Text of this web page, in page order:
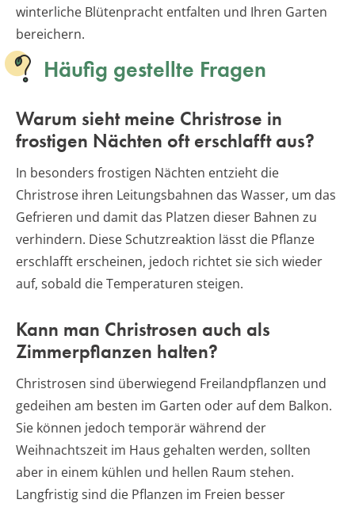
winterliche Blütenpracht entfalten und Ihren Garten
bereichern.
Häufig gestellte Fragen
Warum sieht meine Christrose in
frostigen Nächten oft erschlafft aus?
In besonders frostigen Nächten entzieht die
Christrose ihren Leitungsbahnen das Wasser, um das
Gefrieren und damit das Platzen dieser Bahnen zu
verhindern. Diese Schutzreaktion lässt die Pflanze
erschlafft erscheinen, jedoch richtet sie sich wieder
auf, sobald die Temperaturen steigen.
Kann man Christrosen auch als
Zimmerpflanzen halten?
Christrosen sind überwiegend Freilandpflanzen und
gedeihen am besten im Garten oder auf dem Balkon.
Sie können jedoch temporär während der
Weihnachtszeit im Haus gehalten werden, sollten
aber in einem kühlen und hellen Raum stehen.
Langfristig sind die Pflanzen im Freien besser